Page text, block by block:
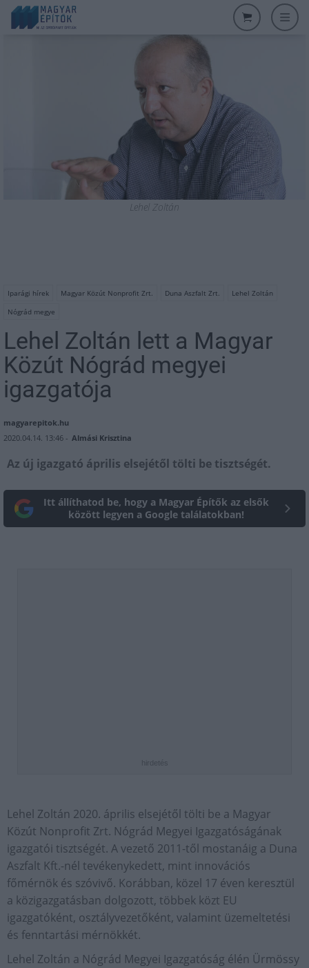
Lehel Zoltán
Iparági hírek Magyar Közút Nonprofit Zrt. Duna Aszfalt Zrt.
Lehel Zoltán
Nógrád megye
Lehel Zoltán lett a Magyar
Közút Nógrád megyei
igazgatója
magyarepitok.hu
2020.04.14. 13:46 - Almási Krisztina
Az új igazgató április elsejétől tölti be tisztségét.
Itt állíthatod be, hogy a Magyar Építők az elsők
között legyen a Google találatokban!
hirdetés
Lehel Zoltán 2020. április elsejétől tölti be a Magyar
Közút Nonprofit Zrt. Nógrád Megyei Igazgatóságának
igazgatói tisztségét. A vezető 2011-től mostanáig a Duna
Aszfalt Kft.-nél tevékenykedett, mint innovációs
főmérnök és szóvivő. Korábban, közel 17 éven keresztül
a közigazgatásban dolgozott, többek közt EU
igazgatóként, osztályvezetőként, valamint üzemeltetési
és fenntartási mérnökkét.
Lehel Zoltán a Nógrád Megyei Igazgatóság élén Ürmössy